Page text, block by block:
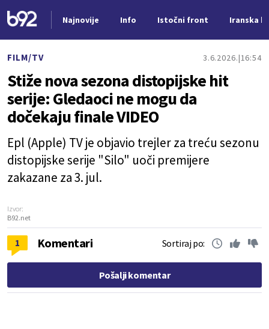
Najnovije Info Istočni front Iranska
FILM/TV 3.6.2026. 16:54
Stiže nova sezona distopijske hit
serije: Gledaoci ne mogu da
dočekaju finale VIDEO
Epl (Apple) TV je objavio trejler za treću sezonu
distopijske serije "Silo" uoči premijere
zakazane za 3. jul.
Izvor:
B92.net
1 Komentari Sortiraj po:
Pošalji komentar